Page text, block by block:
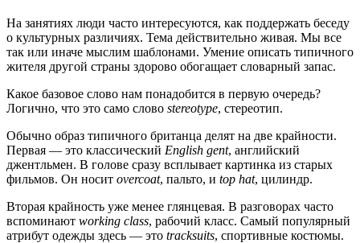
На занятиях люди часто интересуются, как поддержать беседу
о культурных различиях. Тема действительно живая. Мы все
так или иначе мыслим шаблонами. Умение описать типичного
жителя другой страны здорово обогащает словарный запас.
Какое базовое слово нам понадобится в первую очередь?
Логично, что это само слово stereotype, стереотип.
Обычно образ типичного британца делят на две крайности.
Первая — это классический English gent, английский
джентльмен. В голове сразу всплывает картинка из старых
фильмов. Он носит overcoat, пальто, и top hat, цилиндр.
Вторая крайность уже менее глянцевая. В разговорах часто
вспоминают working class, рабочий класс. Самый популярный
атрибут одежды здесь — это tracksuits, спортивные костюмы.